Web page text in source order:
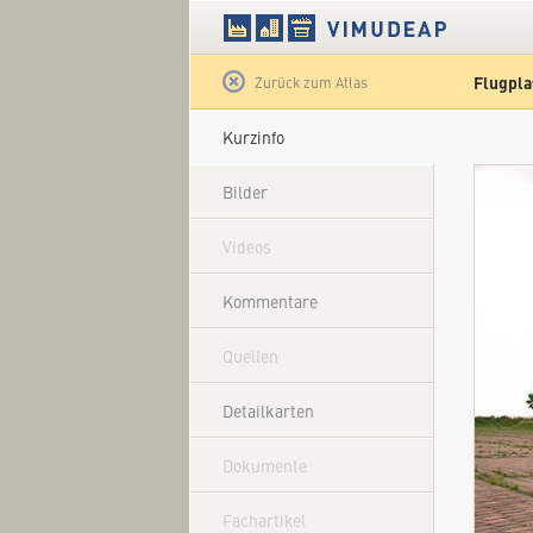
Zurück zum Atlas
Kurzinfo
Bilder
Videos
Kommentare
Quellen
Detailkarten
Dokumente
Fachartikel
Satellit